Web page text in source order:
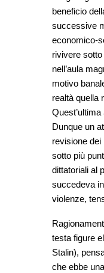
beneficio
successive
economico-
rivivere
nell’aula
motivo
realtà quella
Dunque un
revisione dei
sotto più
dittatoriali al
succedeva
violenze,
testa figure
Stalin),
che ebbe